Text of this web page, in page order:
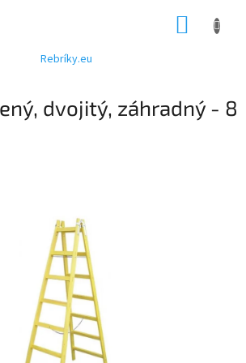
Rebríky.eu
dvojitý, záhradný - 8